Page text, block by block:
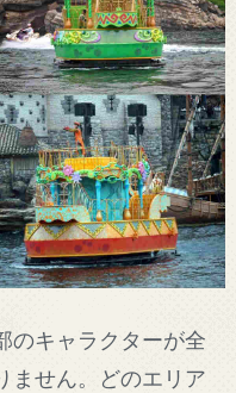
のキャラクターが全
ません。どのエリア